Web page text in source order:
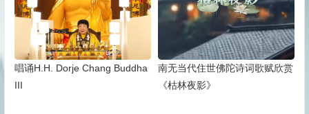
唱诵H.H. Dorje Chang Buddha
III
南无当代住世佛陀诗词歌赋欣赏
《枯林夜影》